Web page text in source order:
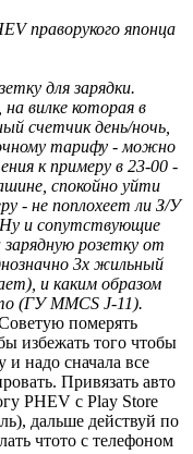
праворукого японца
для зарядки.
вилке которая в
счетчик день/ночь,
тарифу - можно
к примеру в 23-00 -
спокойно уйти
- не поплохеет ли З/У
и сопутствующие
зарядную розетку от
3х жильный
и каким образом
(ГУ MMCS J-11).
померять
избежать того чтобы
надо сначала все
Привязать авто
PHEV с Play Store
дальше действуй по
чтото с телефоном